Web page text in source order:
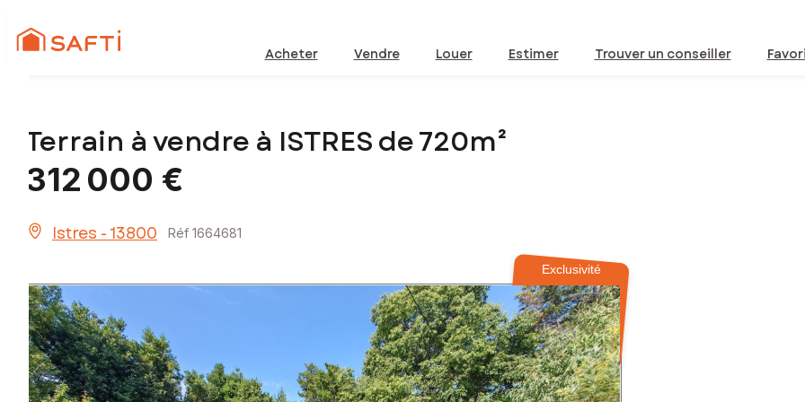
Acheter Vendre Louer Estimer Trouver un conseiller
Terrain à vendre à ISTRES de 720m²
312 000 €
Istres - 13800 Réf 1664681
Exclusivité